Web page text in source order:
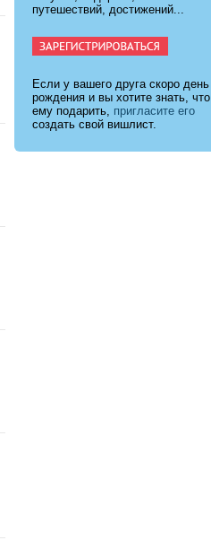
путешествий, достижений...
Если у вашего друга скоро день
рождения и вы хотите знать, что
ему подарить, пригласите его
создать свой вишлист.